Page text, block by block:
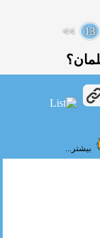
13
>>
بیشتر...